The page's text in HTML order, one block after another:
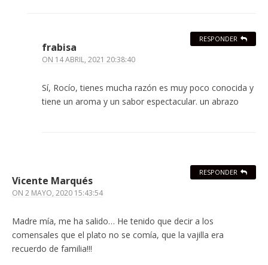
frabisa
ON 14 ABRIL, 2021 20:38:40
Sí, Rocío, tienes mucha razón es muy poco conocida y
tiene un aroma y un sabor espectacular. un abrazo
RESPONDER
Vicente Marqués
ON 2 MAYO, 2020 15:43:54
Madre mía, me ha salido… He tenido que decir a los
comensales que el plato no se comía, que la vajilla era
recuerdo de familia!!!
RESPONDER